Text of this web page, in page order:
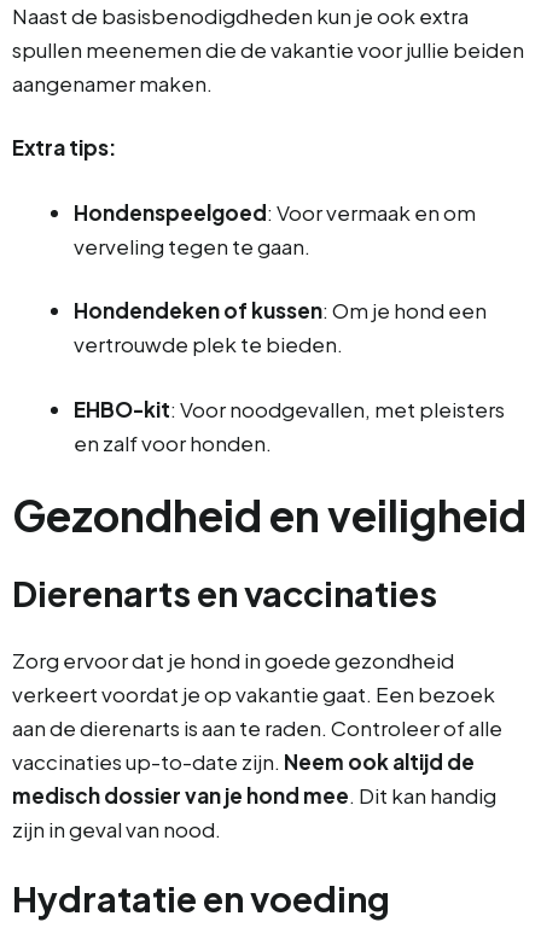
Naast de basisbenodigdheden kun je ook extra
spullen meenemen die de vakantie voor jullie beiden
aangenamer maken.
Extra tips:
Hondenspeelgoed: Voor vermaak en om
verveling tegen te gaan.
Hondendeken of kussen: Om je hond een
vertrouwde plek te bieden.
EHBO-kit: Voor noodgevallen, met pleisters
en zalf voor honden.
Gezondheid en veiligheid
Dierenarts en vaccinaties
Zorg ervoor dat je hond in goede gezondheid
verkeert voordat je op vakantie gaat. Een bezoek
aan de dierenarts is aan te raden. Controleer of alle
vaccinaties up-to-date zijn. Neem ook altijd de
medisch dossier van je hond mee. Dit kan handig
zijn in geval van nood.
Hydratatie en voeding